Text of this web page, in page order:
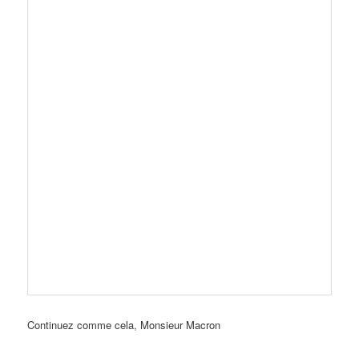
Continuez comme cela, Monsieur Macron